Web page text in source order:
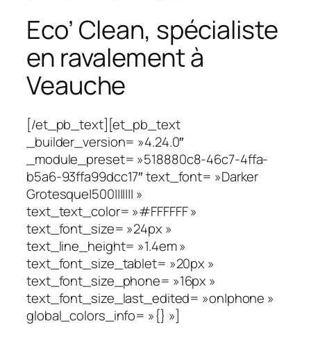
Eco’ Clean, spécialiste
en ravalement à
Veauche
[/et_pb_text][et_pb_text
_builder_version= »4.24.0″
_module_preset= »518880c8-46c7-4ffa-
b5a6-93ffa99dcc17″ text_font= »Darker
Grotesque|500||||||| »
text_text_color= »#FFFFFF »
text_font_size= »24px »
text_line_height= »1.4em »
text_font_size_tablet= »20px »
text_font_size_phone= »16px »
text_font_size_last_edited= »on|phone »
global_colors_info= »{} »]